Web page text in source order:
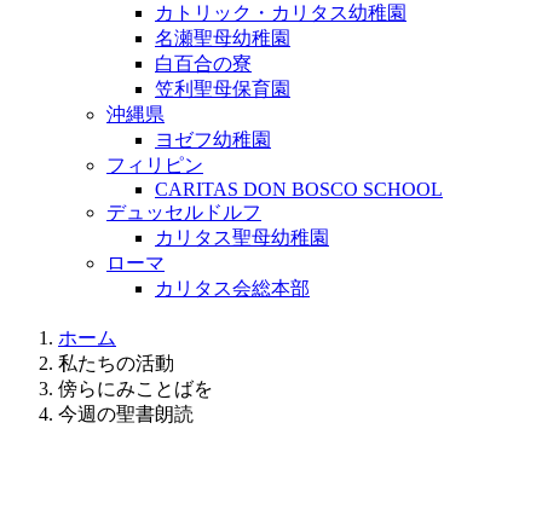
カトリック・カリタス幼稚園
名瀬聖母幼稚園
白百合の寮
笠利聖母保育園
沖縄県
ヨゼフ幼稚園
フィリピン
CARITAS DON BOSCO SCHOOL
デュッセルドルフ
カリタス聖母幼稚園
ローマ
カリタス会総本部
ホーム
私たちの活動
傍らにみことばを
今週の聖書朗読